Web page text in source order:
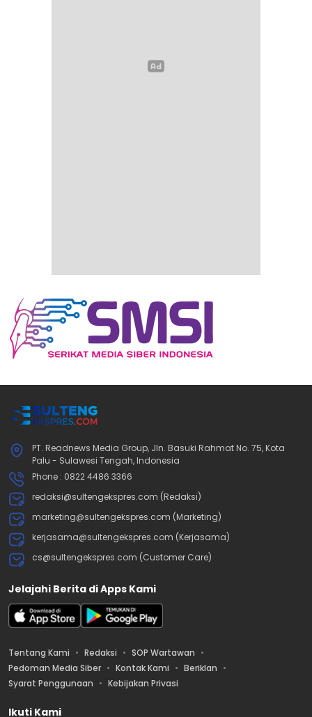
PT. Readnews Media Group, Jln. Basuki Rahmat No. 75, Kota
Palu - Sulawesi Tengah, Indonesia
Phone : 0822 4486 3366
redaksi@sultengekspres.com (Redaksi)
marketing@sultengekspres.com (Marketing)
kerjasama@sultengekspres.com (Kerjasama)
cs@sultengekspres.com (Customer Care)
Jelajahi Berita di Apps Kami
Tentang Kami Redaksi
SOP Wartawan
Pedoman Media Siber
Kontak Kami
Beriklan
Syarat Penggunaan
Kebijakan Privasi
Ikuti Kami